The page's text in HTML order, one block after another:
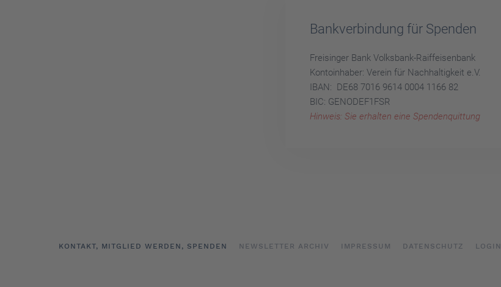
Bankverbindung für Spenden
Freisinger Bank Volksbank-Raiffeisenbank
Kontoinhaber: Verein für Nachhaltigkeit e.V.
IBAN: DE68 7016 9614 0004 1166 82
BIC: GENODEF1FSR
Hinweis: Sie erhalten eine Spendenquittung
KONTAKT, MITGLIED WERDEN, SPENDEN NEWSLETTER ARCHIV IMPRESSUM DATENSCHUTZ LOGIN